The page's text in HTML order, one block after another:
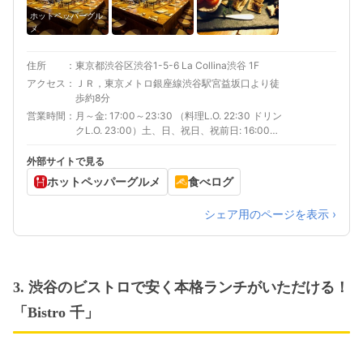
ホットペッパーグル
メ
住所
東京都渋谷区渋谷1-5-6 La Collina渋谷 1F
アクセス
ＪＲ，東京メトロ銀座線渋谷駅宮益坂口より徒
歩約8分
営業時間
月～金: 17:00～23:30 （料理L.O. 22:30 ドリン
クL.O. 23:00）土、日、祝日、祝前日: 16:00～
外部サイトで見る
ホットペッパーグルメ 食べログ
シェア用のページを表示 ›
3. 渋谷のビストロで安く本格ランチがいただける！
「Bistro 千」